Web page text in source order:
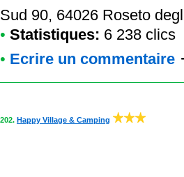
Sud 90, 64026 Roseto
• Statistiques: 6 238 clics
• Ecrire un commentaire
202. Happy Village & Camping